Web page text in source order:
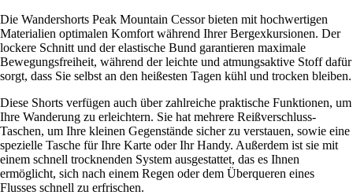
Die Wandershorts Peak Mountain Cessor bieten mit hochwertigen
Materialien optimalen Komfort während Ihrer Bergexkursionen. Der
lockere Schnitt und der elastische Bund garantieren maximale
Bewegungsfreiheit, während der leichte und atmungsaktive Stoff dafür
sorgt, dass Sie selbst an den heißesten Tagen kühl und trocken bleiben.
Diese Shorts verfügen auch über zahlreiche praktische Funktionen, um
Ihre Wanderung zu erleichtern. Sie hat mehrere Reißverschluss-
Taschen, um Ihre kleinen Gegenstände sicher zu verstauen, sowie eine
spezielle Tasche für Ihre Karte oder Ihr Handy. Außerdem ist sie mit
einem schnell trocknenden System ausgestattet, das es Ihnen
ermöglicht, sich nach einem Regen oder dem Überqueren eines
Flusses schnell zu erfrischen.